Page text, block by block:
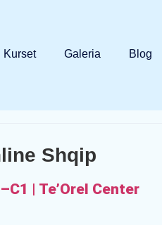
Kurset Galeria Blog
Shqip
| Te’Orel Center